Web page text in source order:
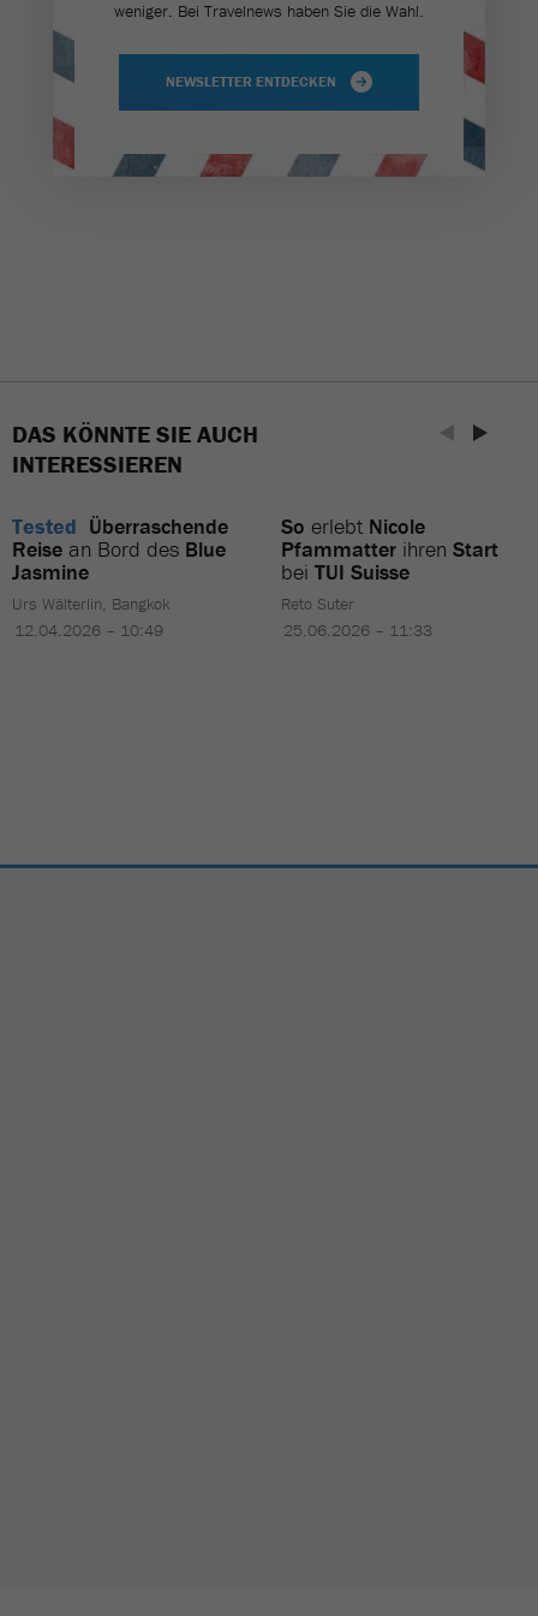
weniger. Bei Travel­news haben Sie die Wahl.
NEWSLETTER ENTDECKEN
DAS KÖNNTE SIE AUCH
INTERESSIEREN
Tested Überraschende
Reise an Bord des Blue
Jasmine
Urs Wälterlin, Bangkok
12.04.2026 – 10:49
So erlebt Nicole
Pfammatter ihren Start
bei TUI Suisse
Reto Suter
25.06.2026 – 11:33